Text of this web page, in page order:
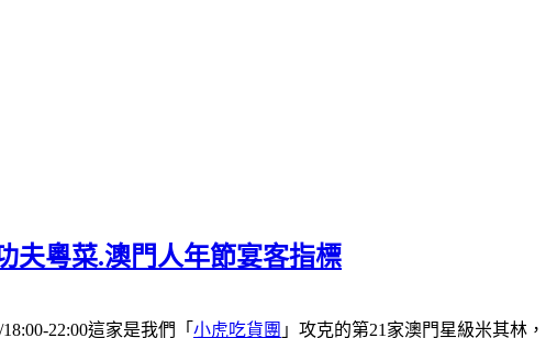
夫粵菜.澳門人年節宴客指標
22:00這家是我們「 小虎吃貨團 」攻克的第21家澳門星級米其林，